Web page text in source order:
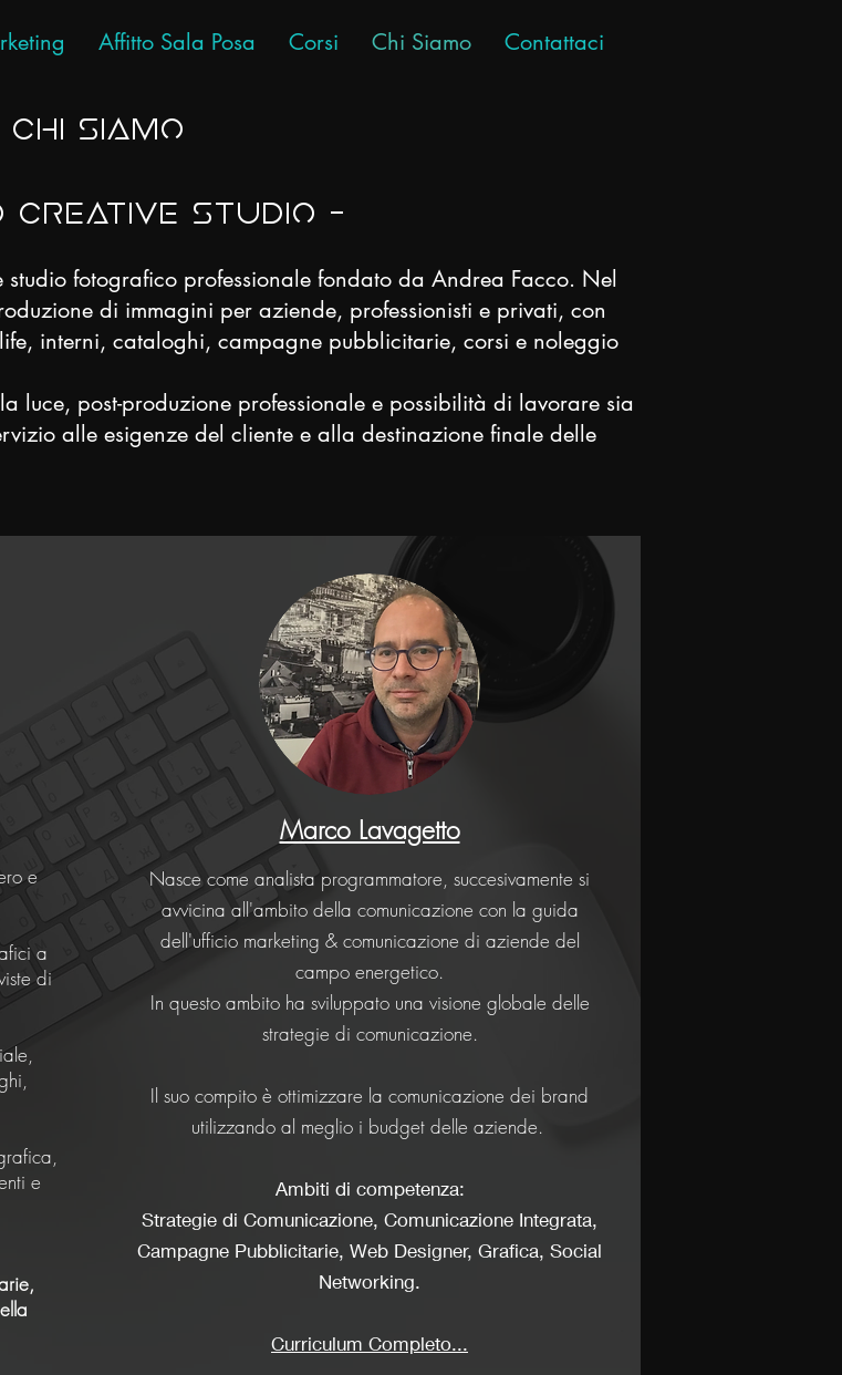
Affitto Sala Posa Corsi Chi Siamo Contattaci
Chi siamo
Creative Studio -
fotografico professionale fondato da Andrea Facco. Nel
di immagini per aziende, professionisti e privati, con
interni, cataloghi, campagne pubblicitarie, corsi e noleggio
luce, post-produzione professionale e possibilità di lavorare sia
alle esigenze del cliente e alla destinazione finale delle
e
a
di
e
Marco Lavagetto
Nasce come analista programmatore, succesivamente si
avvicina all'ambito della comunicazione con la guida
dell'ufficio marketing & comunicazione di aziende del
campo energetico.
In questo ambito ha sviluppato una visione globale delle
strategie di comunicazione.
Il suo compito è ottimizzare la comunicazione dei brand
utilizzando al meglio i budget delle aziende.
Ambiti di competenza:
Strategie di Comunicazione, Comunicazione Integrata,
Campagne Pubblicitarie, Web Designer, Grafica, Social
Networking.
Curriculum Completo...